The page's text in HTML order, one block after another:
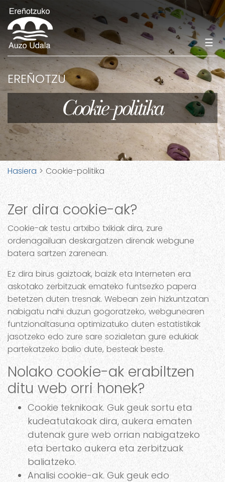
☰
EREÑOTZU
Cookie-politika
Hasiera > Cookie-politika
Zer dira cookie-ak?
Cookie-ak testu artxibo txikiak dira, zure
ordenagailuan deskargatzen direnak webgune
batera sartzen zarenean.
Ez dira birus gaiztoak, baizik eta Interneten era
askotako zerbitzuak emateko funtsezko papera
betetzen duten tresnak. Webean zein hizkuntzatan
nabigatu nahi duzun gogoratzeko, webgunearen
funtzionaltasuna optimizatuko duten estatistikak
jasotzeko edo zure sare sozialetan gure edukiak
partekatzeko balio dute, besteak beste.
Nolako cookie-ak erabiltzen
ditu web orri honek?
Cookie teknikoak. Guk geuk sortu eta
kudeatutakoak dira, aukera ematen
dutenak gure web orrian nabigatzeko
eta bertako aukera eta zerbitzuak
baliatzeko.
Analisi cookie-ak. Guk geuk edo